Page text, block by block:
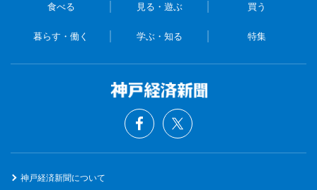
食べる 見る・遊ぶ 買う
暮らす・働く 学ぶ・知る 特集
神戸経済新聞について